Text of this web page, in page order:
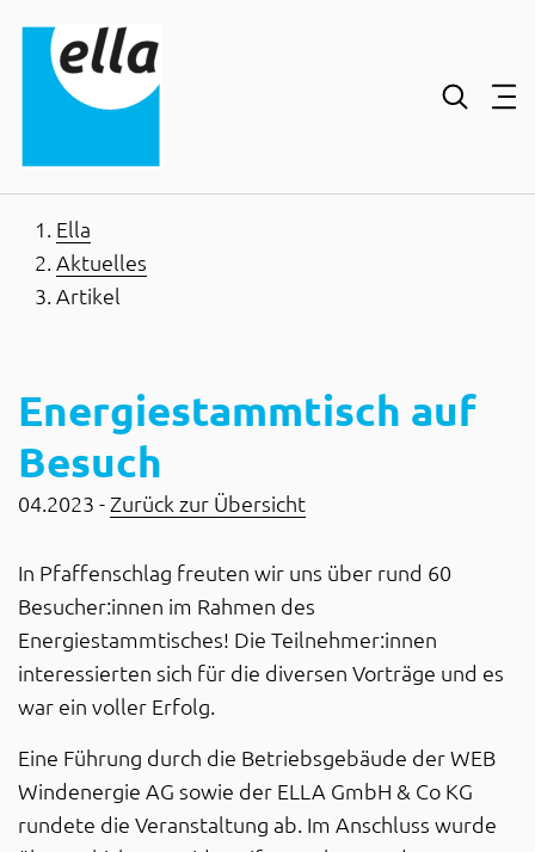
Ella
Aktuelles
Artikel
Energiestammtisch auf
Besuch
04.2023 - Zurück zur Übersicht
In Pfaffenschlag freuten wir uns über rund 60
Besucher:innen im Rahmen des
Energiestammtisches! Die Teilnehmer:innen
interessierten sich für die diversen Vorträge und es
war ein voller Erfolg.
Eine Führung durch die Betriebsgebäude der WEB
Windenergie AG sowie der ELLA GmbH & Co KG
rundete die Veranstaltung ab. Im Anschluss wurde